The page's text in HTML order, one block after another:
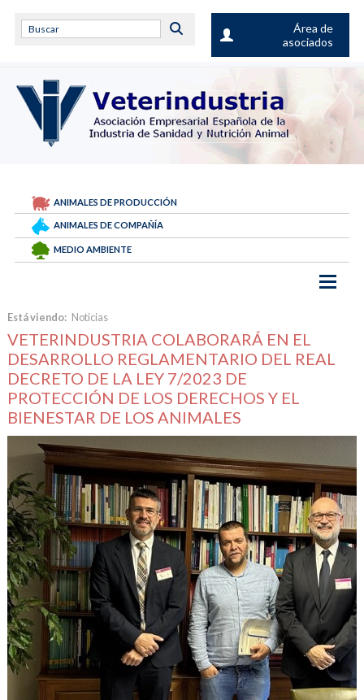
Área de
asociados
ANIMALES DE PRODUCCIÓN
ANIMALES DE COMPAÑÍA
MEDIO AMBIENTE
Está viendo: Noticias
VETERINDUSTRIA COLABORARÁ EN EL
DESARROLLO REGLAMENTARIO DEL REAL
DECRETO DE LA LEY 7/2023 DE
PROTECCIÓN DE LOS DERECHOS Y EL
BIENESTAR DE LOS ANIMALES